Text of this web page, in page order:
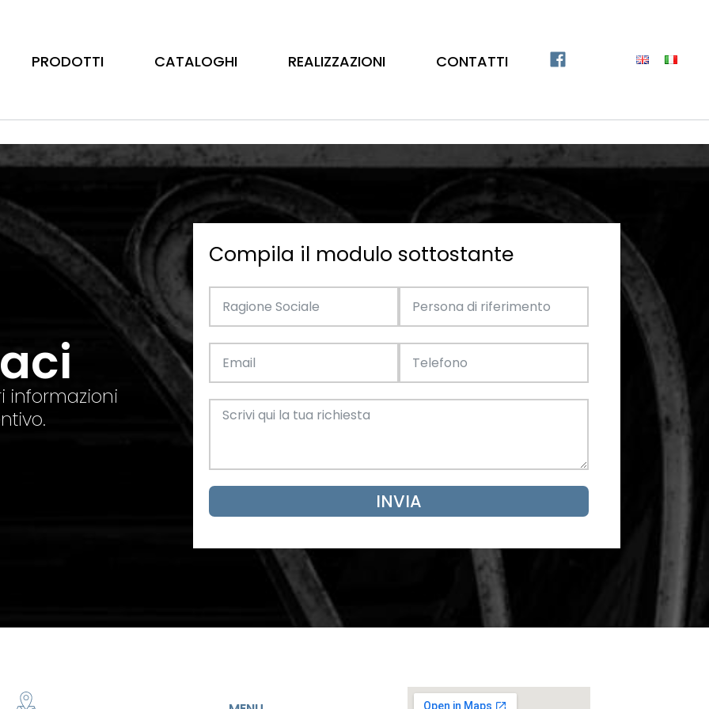
PRODOTTI CATALOGHI REALIZZAZIONI CONTATTI
Ottone
Tubo
Alluminio
Oggettistica e arredamento
Catalogo Illustrativo
SCARICA ORA
Catalogo
Acciaio
+39 0445 580865
+39 0445 580366
info@feba.it
informazioni
Compila il modulo sottostante
INVIA